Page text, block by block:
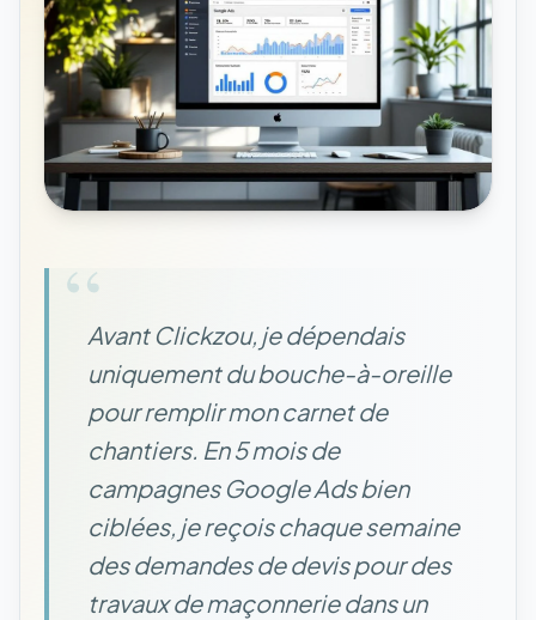
“Avant Clickzou, je dépendais
uniquement du bouche-à-oreille
pour remplir mon carnet de
chantiers. En 5 mois de
campagnes Google Ads bien
ciblées, je reçois chaque semaine
des demandes de devis pour des
travaux de maçonnerie dans un